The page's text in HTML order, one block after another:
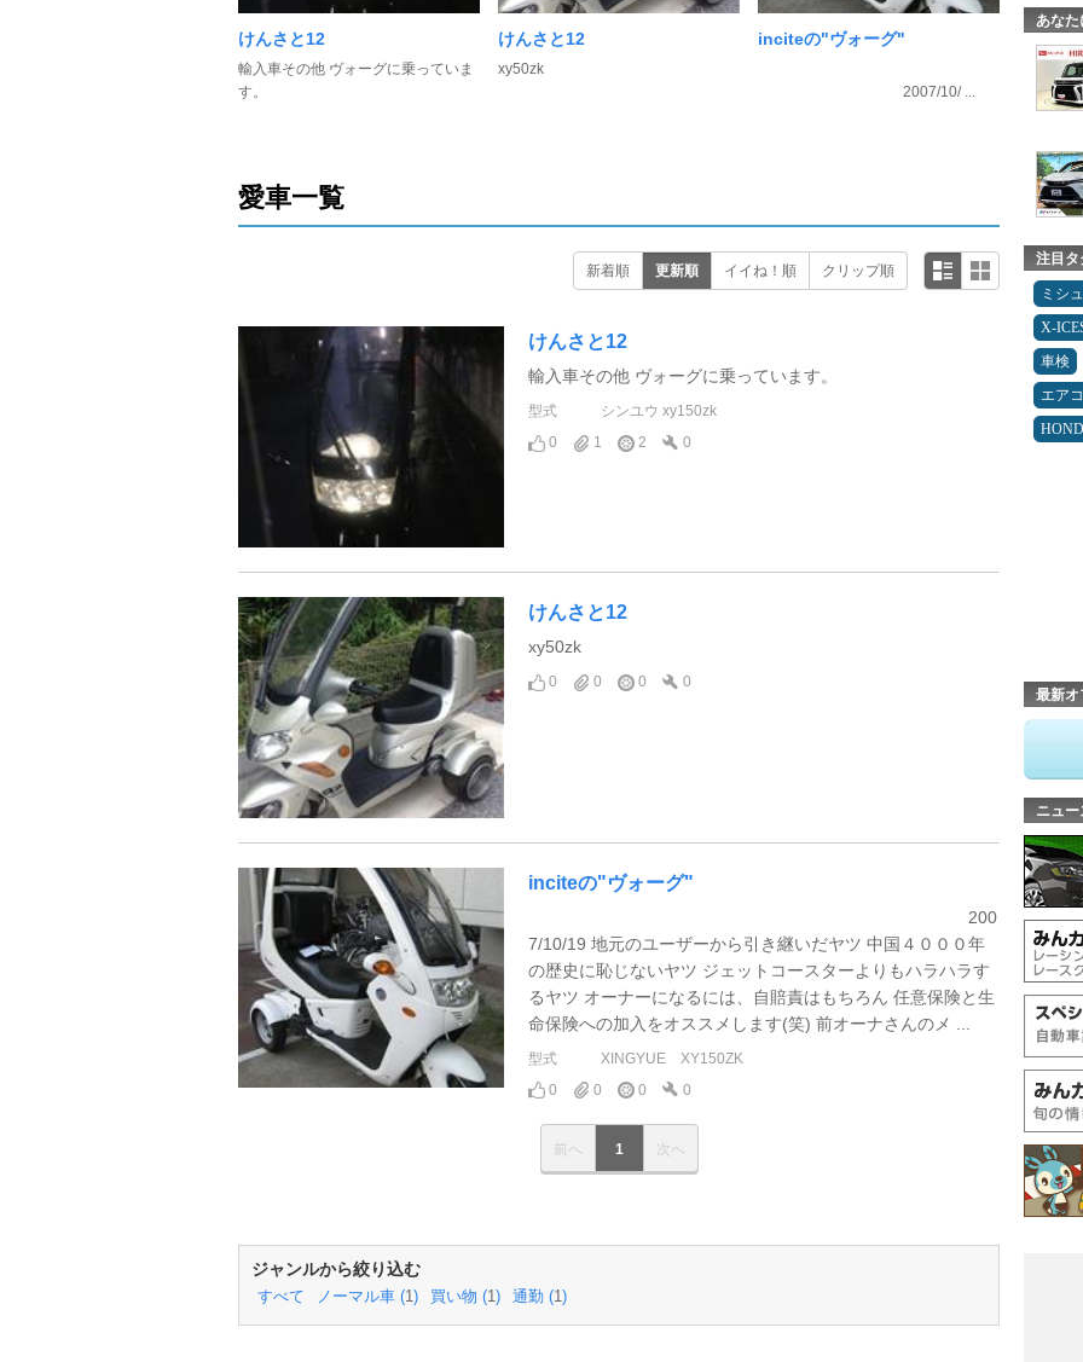
けんさと12
輸入車その他 ヴォーグに乗っていま
す。
けんさと12
xy50zk
inciteの"ヴォーグ"
2007/10/ ...
愛車一覧
新着順 更新順 イイね！順 クリップ順
けんさと12
輸入車その他 ヴォーグに乗っています。
型式
シンユウ xy150zk
0
1 2 0
けんさと12
xy50zk
0 0 0 0
inciteの"ヴォーグ"
200
7/10/19 地元のユーザーから引き継いだヤツ 中国４０００年
の歴史に恥じないヤツ ジェットコースターよりもハラハラす
るヤツ オーナーになるには、自賠責はもちろん 任意保険と生
命保険への加入をオススメします(笑) 前オーナさんのメ ...
型式
XINGYUE XY150ZK
0
0 0 0
前へ 1 次へ
ジャンルから絞り込む
すべて ノーマル車 (1 ) 買い物 (1 ) 通勤 (1 )
あなた
注目タ
ミシ
X-
車検
エア
最新オ
ニュー